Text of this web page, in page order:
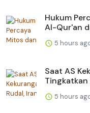
Hukum
Al-Qur'an
5 hours
Saat AS
Tingkatkan
5 hours